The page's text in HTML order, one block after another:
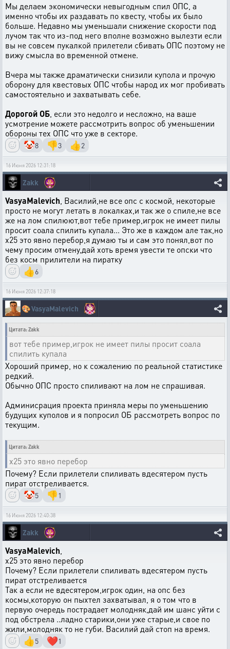
Мы делаем экономически невыгодным спил ОПС, а
именно чтобы их раздавать по квесту, чтобы их было
больше. Недавно мы уменьшали снижение скорости под
лучом так что из-под него вполне возможно вылезти если
вы не совсем пукалкой прилетели сбивать ОПС поэтому не
вижу смысла во временной отмене.
Вчера мы также драматически снизили купола и прочую
оборону для квестовых ОПС чтобы народ их мог пробивать
самостоятельно и захватывать себе.
Дорогой ОБ , если это недолго и несложно, на ваше
усмотрение можете рассмотрить вопрос об уменьшении
обороны тех ОПС что уже в секторе.
🤡8 👎3 👍2
16 Июня 2026 12:31:18
Zakk
VasyaMalevich , Василий,не все опс с космой, некоторые
просто не могут летать в локалках,и так же о спиле,не все
же на лом спилюют,вот тебе пример,игрок не имеет пилы
просит соала спилить купала... Это же в каждом але так,но
х25 это явно перебор,я думаю ты и сам это понял,вот по
чему просим отмену,дай хоть время увести те опски что
без косм прилители на пиратку
👍6
16 Июня 2026 12:37:18
🎨VasyaMalevich
Цитата: Zakk
вот тебе пример,игрок не имеет пилы просит соала
спилить купала
Хороший пример, но к сожалению по реальной статистике
редкий.
Обычно ОПС просто спиливают на лом не спрашивая.
Админисрация проекта приняла меры по уменьшению
будущих куполов и я попросил ОБ рассмотреть вопрос по
текущим.
Цитата: Zakk
х25 это явно перебор
Почему? Если прилетели спиливать вдесятером пусть
пират отстреливается.
🤡5 👎1
16 Июня 2026 12:40:38
Zakk
VasyaMalevich
х25 это явно перебор
Почему? Если прилетели спиливать вдесятером пусть
пират отстреливается
Так а если не вдесятером,игрок один, на опс без
космы,которую он пыхтел захватывал, я о том что в
первую очередь пострадает молодняк,дай им шанс уйти с
под обстрела ..ладно старики,они уже старые,и свое по
жили,молодняк то не губи. Василий дай стоп на время.
👍5 ❤️1